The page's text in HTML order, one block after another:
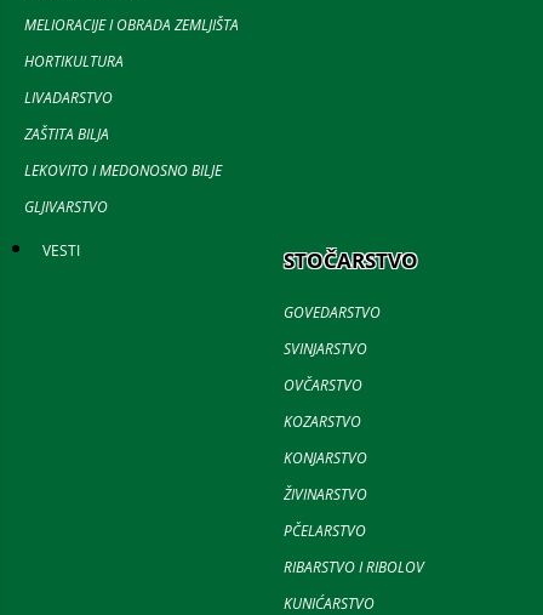
MELIORACIJE I OBRADA ZEMLJIŠTA
HORTIKULTURA
LIVADARSTVO
ZAŠTITA BILJA
LEKOVITO I MEDONOSNO BILJE
GLJIVARSTVO
VESTI STOČARSTVO
GOVEDARSTVO
SVINJARSTVO
OVČARSTVO
KOZARSTVO
KONJARSTVO
ŽIVINARSTVO
PČELARSTVO
RIBARSTVO I RIBOLOV
KUNIĆARSTVO